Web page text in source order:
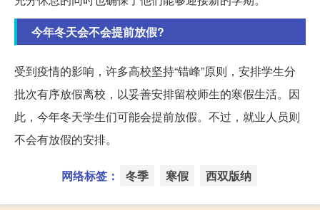
今年冬天会不会提前放假?
受到疫情的影响，许多高校坚持“错峰”原则，安排学生分
批次有序放假离校，以妥善安排留校师生的寒假生活。因
此，今年冬天学生们可能会提前放假。不过，就业人员则
不会有放假的安排。
网络标签： 冬季 寒假 西双版纳